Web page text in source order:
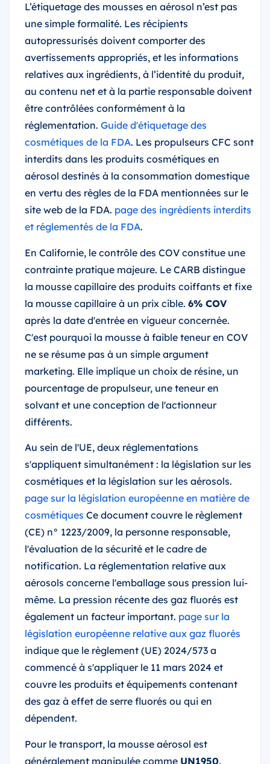
L’étiquetage des mousses en aérosol n’est pas
une simple formalité. Les récipients
autopressurisés doivent comporter des
avertissements appropriés, et les informations
relatives aux ingrédients, à l’identité du produit,
au contenu net et à la partie responsable doivent
être contrôlées conformément à la
réglementation. Guide d'étiquetage des
cosmétiques de la FDA. Les propulseurs CFC sont
interdits dans les produits cosmétiques en
aérosol destinés à la consommation domestique
en vertu des règles de la FDA mentionnées sur le
site web de la FDA. page des ingrédients interdits
et réglementés de la FDA.
En Californie, le contrôle des COV constitue une
contrainte pratique majeure. Le CARB distingue
la mousse capillaire des produits coiffants et fixe
la mousse capillaire à un prix cible. 6% COV
après la date d'entrée en vigueur concernée.
C'est pourquoi la mousse à faible teneur en COV
ne se résume pas à un simple argument
marketing. Elle implique un choix de résine, un
pourcentage de propulseur, une teneur en
solvant et une conception de l'actionneur
différents.
Au sein de l'UE, deux réglementations
s'appliquent simultanément : la législation sur les
cosmétiques et la législation sur les aérosols.
page sur la législation européenne en matière de
cosmétiques Ce document couvre le règlement
(CE) n° 1223/2009, la personne responsable,
l'évaluation de la sécurité et le cadre de
notification. La réglementation relative aux
aérosols concerne l'emballage sous pression lui-
même. La pression récente des gaz fluorés est
également un facteur important. page sur la
législation européenne relative aux gaz fluorés
indique que le règlement (UE) 2024/573 a
commencé à s'appliquer le 11 mars 2024 et
couvre les produits et équipements contenant
des gaz à effet de serre fluorés ou qui en
dépendent.
Pour le transport, la mousse aérosol est
généralement manipulée comme UN1950,